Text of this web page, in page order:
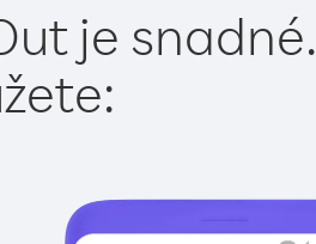
je snadné.